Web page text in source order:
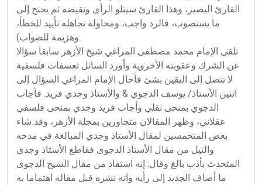
القارئ البصير، وهذا القارئ سيتلو الرأى ونقيضه ثم يجنح إلى
ما يستصوب، فالرد واجب، ومحاولة تجاهله تأييد للخطأ،
وهزيمة للصواب).
تلقى الإمام محمد مصطفى المراغي شيخ الأزهر سابقا سؤالا
عن الشرك وعقوبته الأخروية وأورد السائل تعسفات فلسفية
لا تتصل إلى اليقين بشئ فأحال الإمام المراغي السؤال إلى
اثنين الأستاذ/ يوسف الدجوي & والأستاذ وجدي فريد. فأجاب
الدجوي بمنحى نقلي وأجاب فريد وجدي بمنحى فلسفي
عقلاني، وظهر المقالان متجاورين بمجلة الأزهر، وقد شاء
بعض المتحمسين لمقال الأستاذ وجدي المبالغة في مدحه
والنيل من مقال الأستاذ الدجوى فقاطع الأستاذ وجدي
المتحدث بأدب بالغ وقال: إنه استفاد من مقال الشيخ الدجوى
ما أضاف الجديد إلى رأيه وانه نشره قبل مقاله اهتماما به